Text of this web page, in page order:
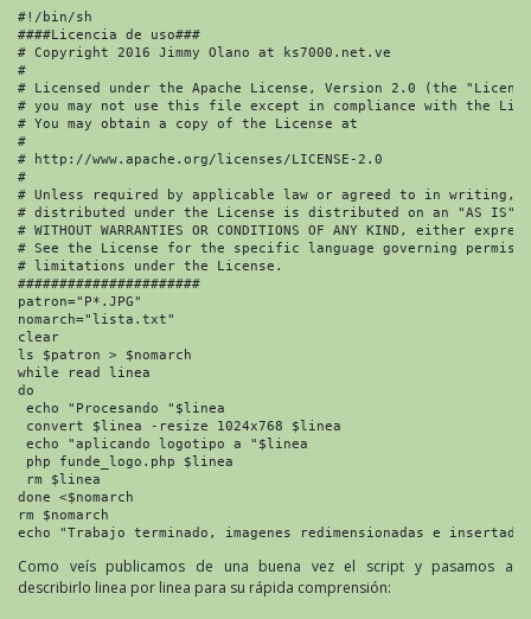
#!/bin/sh
####Licencia de uso###
# Copyright 2016 Jimmy Olano at ks7000.net.ve
#
# Licensed under the Apache License, Version 2.0 (the
# you may not use this file except in compliance with the
# You may obtain a copy of the License at
#
# http://www.apache.org/licenses/LICENSE-2.0
#
# Unless required by applicable law or agreed to in writing,
# distributed under the License is distributed on an "AS IS"
# WITHOUT WARRANTIES OR CONDITIONS OF ANY KIND, either
# See the License for the specific language governing
# limitations under the License.
######################
patron="P*.JPG"
nomarch="lista.txt"
clear
ls $patron > $nomarch
while read linea
do
echo "Procesando "$linea
convert $linea -resize 1024x768 $linea
echo "aplicando logotipo a "$linea
php funde_logo.php $linea
rm $linea
done <$nomarch
rm $nomarch
echo "Trabajo terminado, imagenes redimensionadas e
Como veís publicamos de una buena vez el script y pasamos a
describirlo linea por linea para su rápida comprensión: